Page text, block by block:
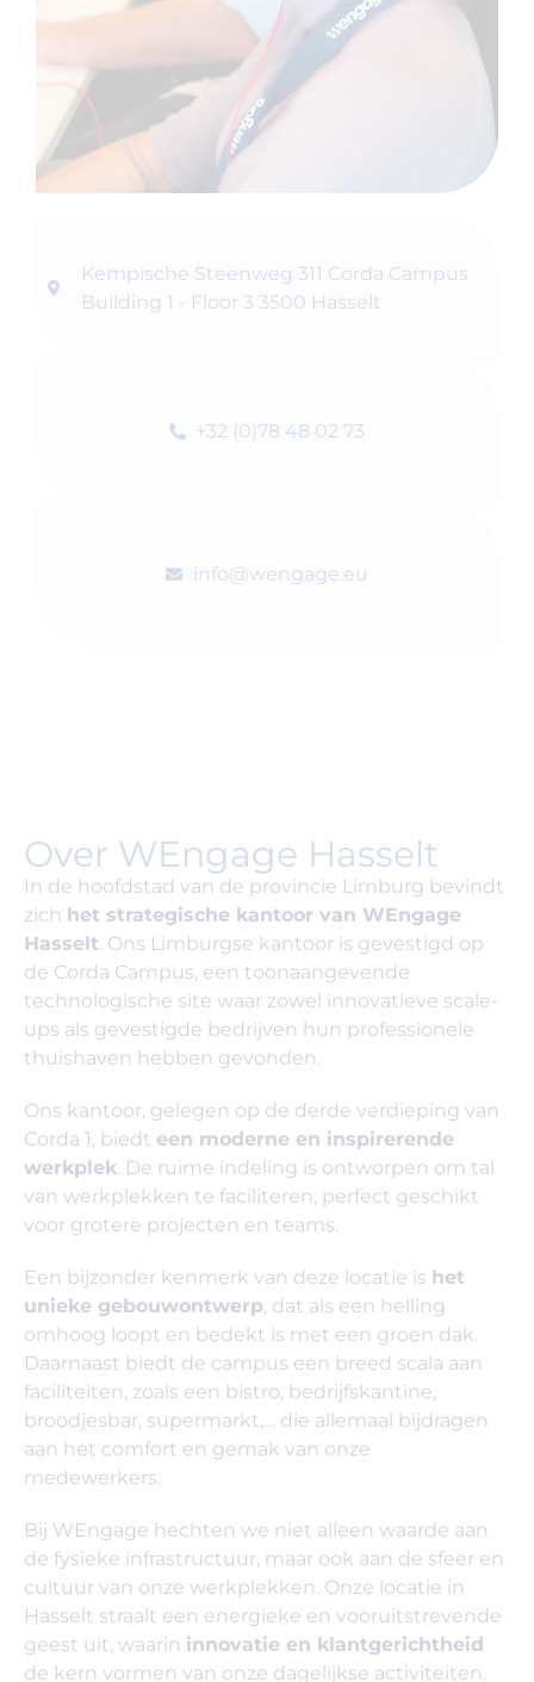
Kempische Steenweg 311 Corda Campus
Building 1 - Floor 3 3500 Hasselt
+32 (0)78 48 02 73
info@wengage.eu
Over WEngage Hasselt
In de hoofdstad van de provincie Limburg bevindt
zich het strategische kantoor van WEngage
Hasselt. Ons Limburgse kantoor is gevestigd op
de Corda Campus, een toonaangevende
technologische site waar zowel innovatieve scale-
ups als gevestigde bedrijven hun professionele
thuishaven hebben gevonden.
Ons kantoor, gelegen op de derde verdieping van
Corda 1, biedt een moderne en inspirerende
werkplek. De ruime indeling is ontworpen om tal
van werkplekken te faciliteren, perfect geschikt
voor grotere projecten en teams.
Een bijzonder kenmerk van deze locatie is het
unieke gebouwontwerp, dat als een helling
omhoog loopt en bedekt is met een groen dak.
Daarnaast biedt de campus een breed scala aan
faciliteiten, zoals een bistro, bedrijfskantine,
broodjesbar, supermarkt,… die allemaal bijdragen
aan het comfort en gemak van onze
medewerkers.
Bij WEngage hechten we niet alleen waarde aan
de fysieke infrastructuur, maar ook aan de sfeer en
cultuur van onze werkplekken. Onze locatie in
Hasselt straalt een energieke en vooruitstrevende
geest uit, waarin innovatie en klantgerichtheid
de kern vormen van onze dagelijkse activiteiten.